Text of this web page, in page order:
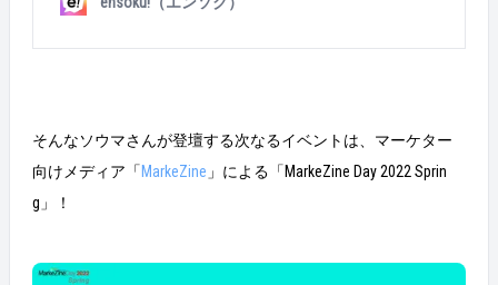
しました！ その様子をレポートします。 &nbsp; Criteo
o」の文字が 館内でまずは記念の一枚 いよいよイベン
トが開始 パネルディスカッションにソウマさんが登壇
リ戦略について解説しました 会場からもたくさんの拍
ように、プロモーション部は躍進していきます。 これ
そんなソウマさんが登壇する次なるイベントは、マーケター
向けメディア「 MarkeZine 」による「MarkeZine Day 2022 Sprin
g」！